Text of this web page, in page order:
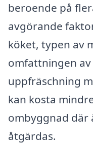
beroende på
avgörande
köket, typen av
omfattningen
uppfräschning
kan kosta
ombyggnad där
åtgärdas.